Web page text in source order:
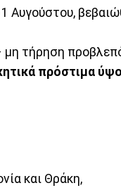
Αυγούστου,
μη τήρηση
πρόστιμα
και Θράκη,